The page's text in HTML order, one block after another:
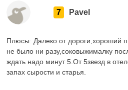
7 Pavel
Плюсы: Далеко от дороги,хороший
не было ни разу,соковыжималку
ждать надо минут 5.От 5звезд в
запах сырости и старья.